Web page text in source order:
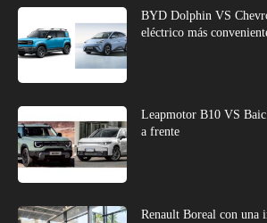
BYD Dolphin VS
eléctrico más
Leapmotor B10 VS
a frente
Renault Boreal con una